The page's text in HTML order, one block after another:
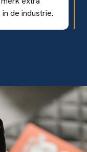
de industrie.